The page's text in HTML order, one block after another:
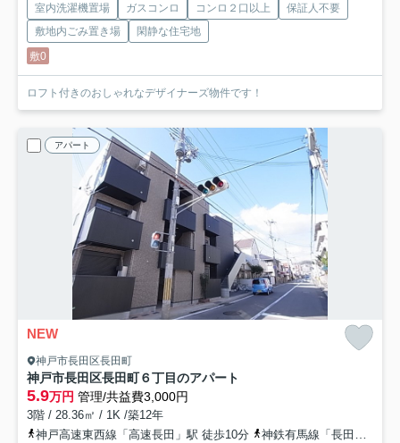
室内洗濯機置場 ガスコンロ コンロ２口以上
保証人不要
敷地内ごみ置き場
閑静な住宅地
敷0
ロフト付きのおしゃれなデザイナーズ物件です！
アパート
NEW
神戸市長田区長田町
神戸市長田区長田町６丁目のアパート
5.9万円 管理/共益費3,000円
3階 / 28.36㎡ / 1K /築12年
神戸高速東西線「高速長田」駅 徒歩10分
神鉄有馬線「長田」駅 徒歩14分